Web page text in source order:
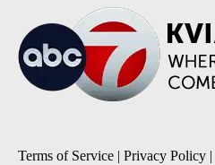
Terms of Service | Privacy Policy |